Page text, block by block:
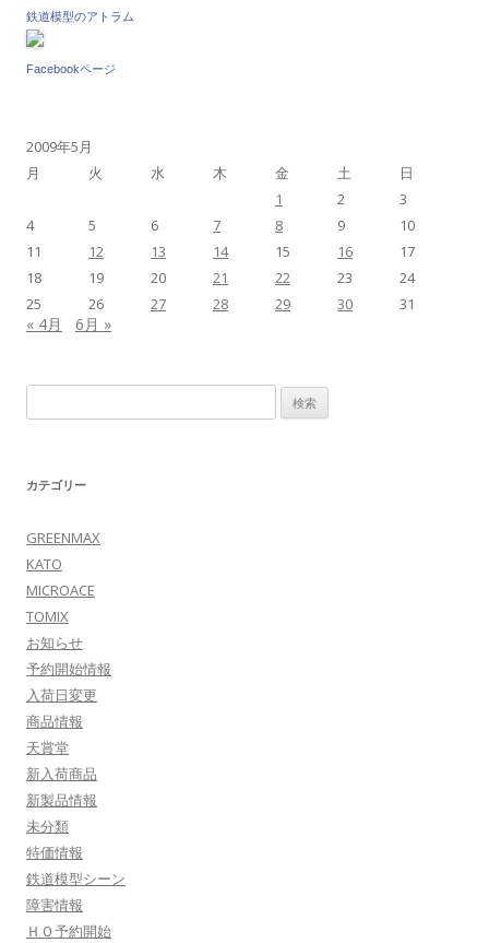
鉄道模型のアトラム
Facebookページ
2009年5月
月
火 水 木 金 土
日
1
2
3
4
5 6 7 8 9
10
11
12 13 14 15 16
17
18
19 20 21 22 23
24
25
26 27 28 29 30 31
« 4月 6月 »
索:
カテゴリー
GREENMAX
KATO
MICROACE
TOMIX
お知らせ
予約開始情報
入荷日変更
商品情報
天賞堂
新入荷商品
新製品情報
未分類
特価情報
鉄道模型シーン
障害情報
ＨＯ予約開始